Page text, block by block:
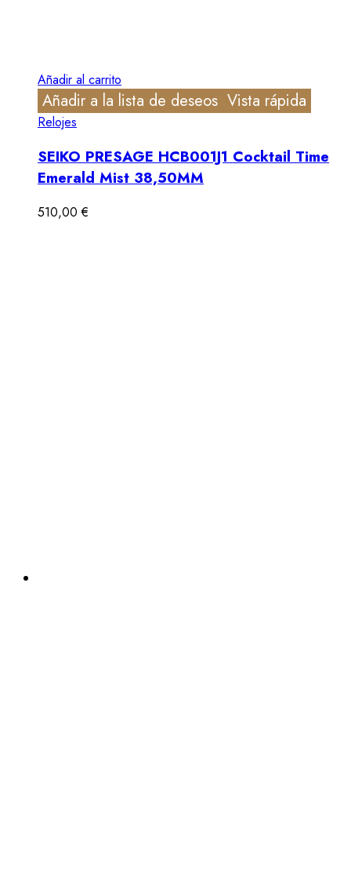
Añadir al carrito
Añadir a la lista de deseos Vista rápida
Relojes
SEIKO PRESAGE HCB001J1 Cocktail Time
Emerald Mist 38,50MM
510,00€